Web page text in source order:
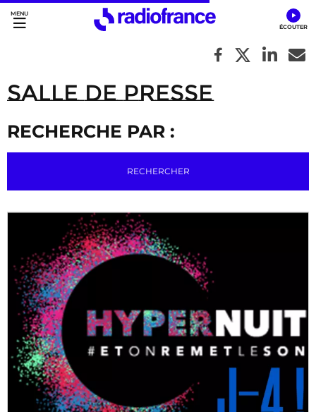
Accès direct :
Menu principal
Contenu
Salle de Presse
RECHERCHE PAR :
RECHERCHER